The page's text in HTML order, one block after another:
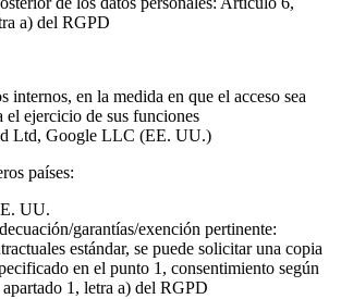
a) del RGPD
internos, en la medida en que el acceso sea
el ejercicio de sus funciones
Ltd, Google LLC (EE. UU.)
países:
UU.
garantías/exención pertinente:
estándar, se puede solicitar una copia
en el punto 1, consentimiento según
1, letra a) del RGPD